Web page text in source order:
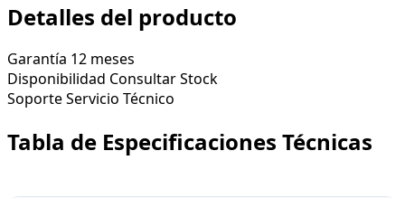
Detalles del producto
Garantía 12 meses
Disponibilidad Consultar Stock
SoporteServicio Técnico
Tabla de Especificaciones Técnicas